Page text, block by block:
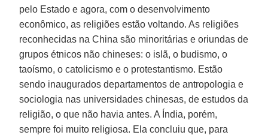
pelo Estado e agora, com o desenvolvimento
econômico, as religiões estão voltando. As religiões
reconhecidas na China são minoritárias e oriundas de
grupos étnicos não chineses: o islã, o budismo, o
taoísmo, o catolicismo e o protestantismo. Estão
sendo inaugurados departamentos de antropologia e
sociologia nas universidades chinesas, de estudos da
religião, o que não havia antes. A Índia, porém,
sempre foi muito religiosa. Ela concluiu que, para